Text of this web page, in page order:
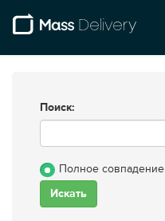
Поиск:
Полное совпадение